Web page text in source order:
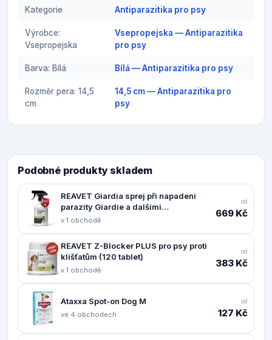
Kategorie Antiparazitika pro psy
Výrobce:
Vsepropejska
Vsepropejska — Antiparazitika
pro psy
Barva: Bílá Bílá — Antiparazitika pro psy
Rozměr pera: 14,5
cm
14,5 cm — Antiparazitika pro
psy
Podobné produkty skladem
REAVET Giardia sprej při napadení
parazity Giardie a dalšími
v 1 obchodě
od
669 Kč
REAVET Z-Blocker PLUS pro psy proti
klíšťatům (120 tablet)
v 1 obchodě
od
383 Kč
Ataxxa Spot-on Dog M
ve 4 obchodech
od
127 Kč